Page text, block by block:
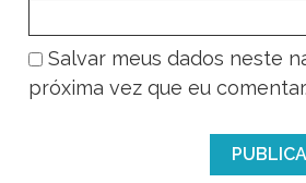
Salvar meus dados neste
próxima vez que eu comentar.